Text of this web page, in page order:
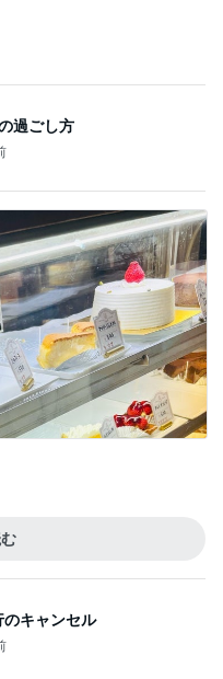
キャンセル
（実写版）観てきた感想
あり）
ミリー日記」Powered by Ame
ーオフィシャルブログ
ーコラボ！ダッフィー新商